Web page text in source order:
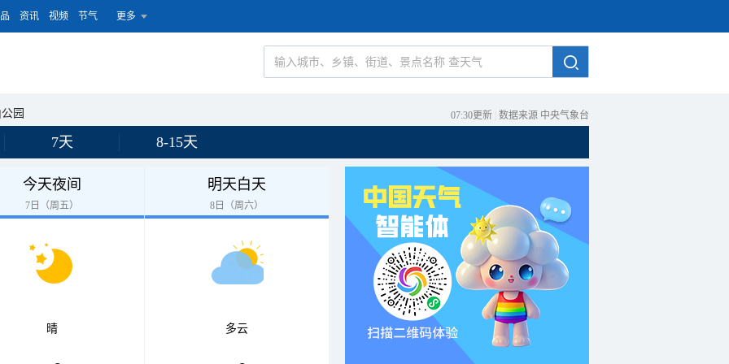
资讯 视频 节气 更多
园 07:30更新 数据来源 中央气象台
7天 8-15天
今天夜间
7日（周五）
晴
明天白天
8日（周六）
多云